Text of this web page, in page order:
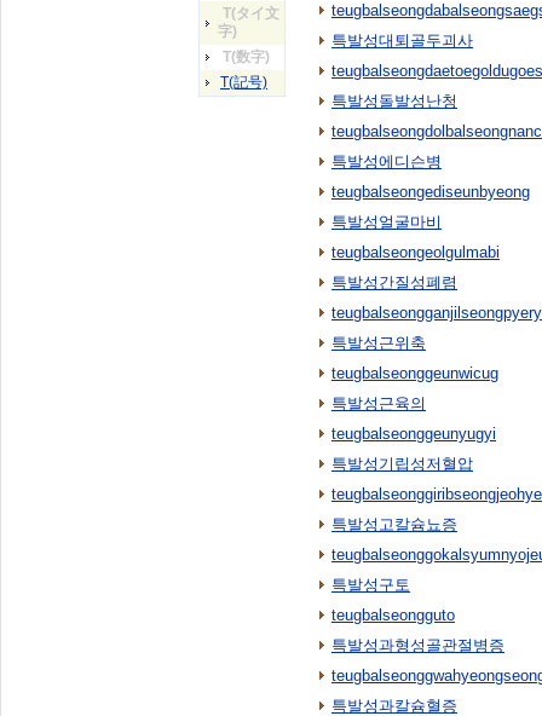
T(タイ文
字)
T(数字)
T(記号)
특발성대퇴골두괴사
특발성돌발성난청
특발성에디슨병
teugbalseongediseunbyeong
특발성얼굴마비
teugbalseongeolgulmabi
특발성간질성폐렴
특발성근위축
teugbalseonggeunwicug
특발성근육의
teugbalseonggeunyugyi
특발성기립성저혈압
특발성고칼슘뇨증
특발성구토
teugbalseongguto
특발성과형성골관절병증
특발성과칼슘혈증